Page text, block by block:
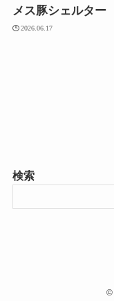
メス豚シェルター
2026.06.17
検索
©